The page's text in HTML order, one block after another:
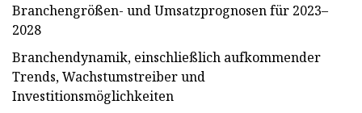
Branchengrößen- und Umsatzprognosen für 2023–
2028
Branchendynamik, einschließlich aufkommender
Trends, Wachstumstreiber und
Investitionsmöglichkeiten